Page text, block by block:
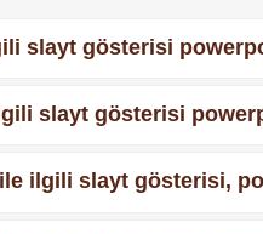
slayt gösterisi
slayt gösterisi
ilgili slayt gösterisi,